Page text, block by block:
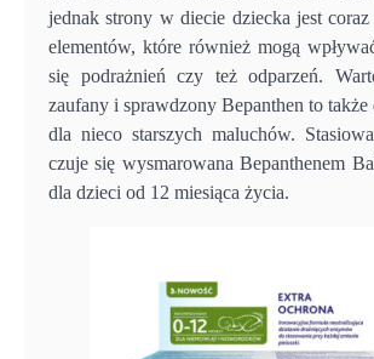
jednak strony w diecie dziecka jest
elementów, które również mogą
się podrażnień czy też odparzeń.
zaufany i sprawdzony Bepanthen to także
dla nieco starszych maluchów.
czuje się wysmarowana Bepanthenem
dla dzieci od 12 miesiąca życia.